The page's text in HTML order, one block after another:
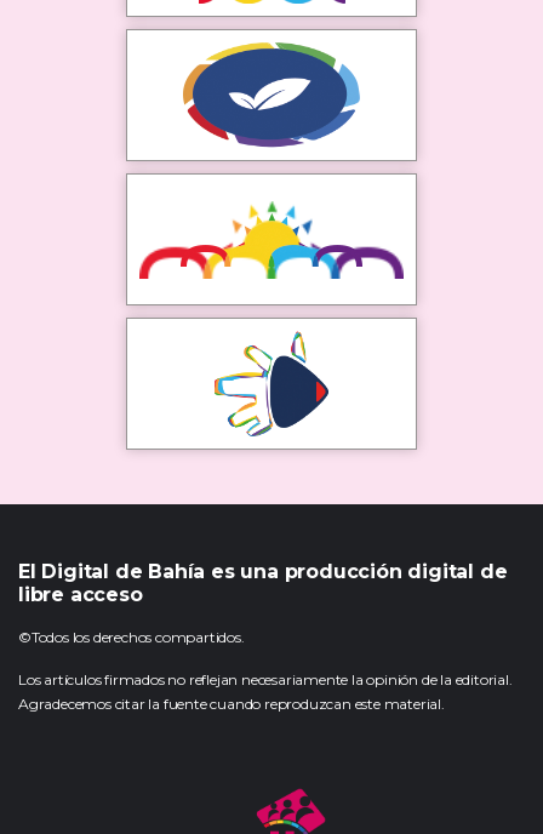
El Digital de Bahía es una producción digital de
libre acceso
©Todos los derechos compartidos.
Los artículos firmados no reflejan necesariamente la opinión de la editorial.
Agradecemos citar la fuente cuando reproduzcan este material.